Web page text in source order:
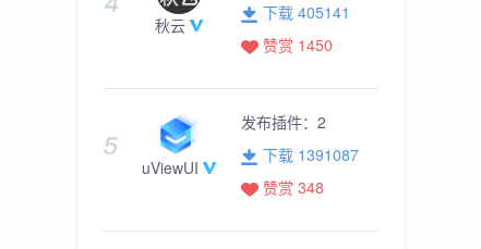
秋云
下载 405141
赞赏 1450
uViewUI
发布插件： 2
下载 1391087
赞赏 348